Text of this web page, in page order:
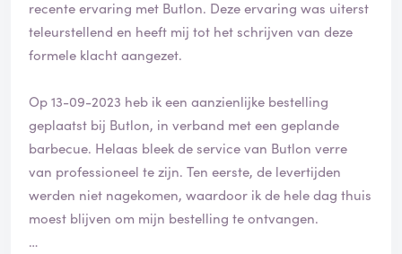
recente ervaring met Butlon. Deze ervaring was uiterst
teleurstellend en heeft mij tot het schrijven van deze
formele klacht aangezet.
Op 13-09-2023 heb ik een aanzienlijke bestelling
geplaatst bij Butlon, in verband met een geplande
barbecue. Helaas bleek de service van Butlon verre
van professioneel te zijn. Ten eerste, de levertijden
werden niet nagekomen, waardoor ik de hele dag thuis
moest blijven om mijn bestelling te ontvangen.